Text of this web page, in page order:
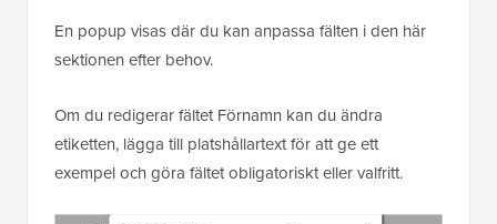
En popup visas där du kan anpassa fälten i den här
sektionen efter behov.
Om du redigerar fältet Förnamn kan du ändra
etiketten, lägga till platshållartext för att ge ett
exempel och göra fältet obligatoriskt eller valfritt.